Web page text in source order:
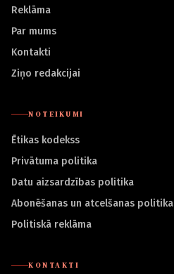
Reklāma
Par mums
Kontakti
Ziņo redakcijai
NOTEIKUMI
Ētikas kodekss
Privātuma politika
Datu aizsardzības politika
Abonēšanas un atcelšanas politika
Politiskā reklāma
KONTAKTI